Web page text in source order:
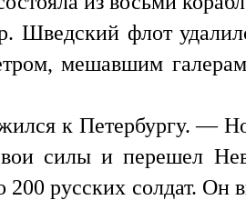
Шведский флот
мешавшим
к Петербургу. —
силы и перешел
русских солдат. Он